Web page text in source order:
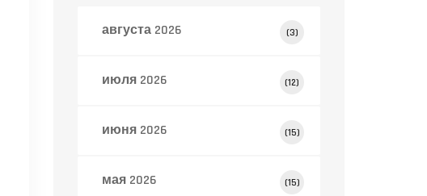
августа 2026 (3)
июля 2026 (12)
июня 2026 (15)
мая 2026 (15)